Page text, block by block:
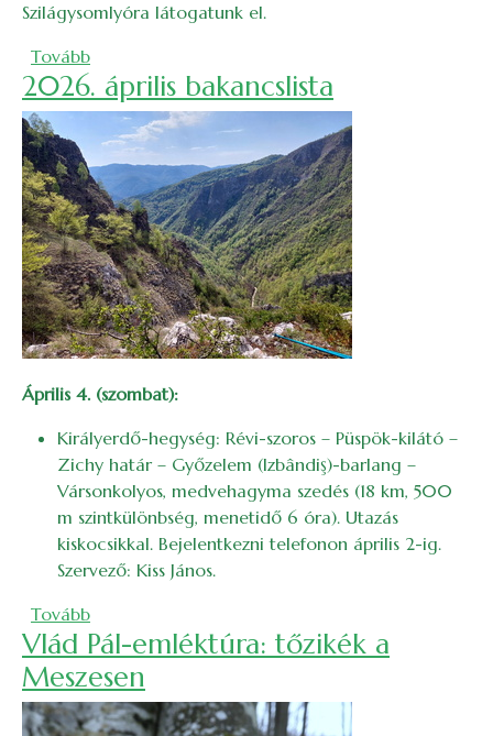
Szilágysomlyóra látogatunk el.
Tovább(Honismereti kirándulás Krasznára és
2026. április bakancslista
Április 4. (szombat):
Királyerdő-hegység: Révi-szoros – Püspök-kilátó –
Zichy határ – Győzelem (Izbândiş)-barlang –
Vársonkolyos, medvehagyma szedés (18 km, 500
m szintkülönbség, menetidő 6 óra). Utazás
kiskocsikkal. Bejelentkezni telefonon április 2-ig.
Szervező: Kiss János.
Tovább(2026. április bakancslista)
Vlád Pál-emléktúra: tőzikék a
Meszesen